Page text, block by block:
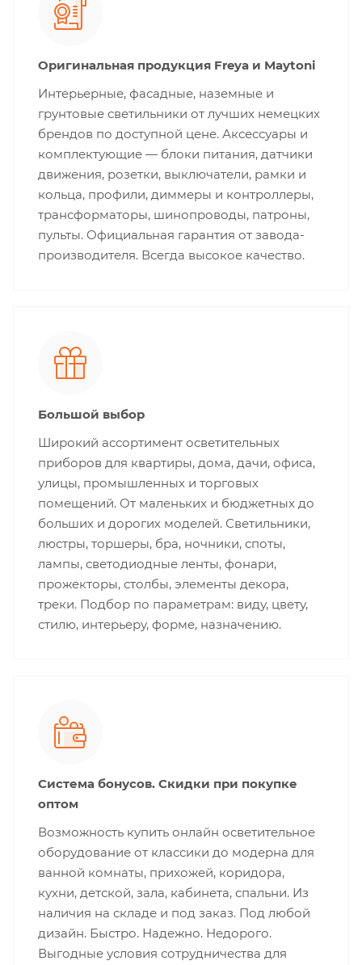
Оригинальная продукция Freya и Maytoni
Интерьерные, фасадные, наземные и
грунтовые светильники от лучших немецких
брендов по доступной цене. Аксессуары и
комплектующие — блоки питания, датчики
движения, розетки, выключатели, рамки и
кольца, профили, диммеры и контроллеры,
трансформаторы, шинопроводы, патроны,
пульты. Официальная гарантия от завода-
производителя. Всегда высокое качество.
Большой выбор
Широкий ассортимент осветительных
приборов для квартиры, дома, дачи, офиса,
улицы, промышленных и торговых
помещений. От маленьких и бюджетных до
больших и дорогих моделей. Светильники,
люстры, торшеры, бра, ночники, споты,
лампы, светодиодные ленты, фонари,
прожекторы, столбы, элементы декора,
треки. Подбор по параметрам: виду, цвету,
стилю, интерьеру, форме, назначению.
Система бонусов. Скидки при покупке
оптом
Возможность купить онлайн осветительное
оборудование от классики до модерна для
ванной комнаты, прихожей, коридора,
кухни, детской, зала, кабинета, спальни. Из
наличия на складе и под заказ. Под любой
дизайн. Быстро. Надежно. Недорого.
Выгодные условия сотрудничества для